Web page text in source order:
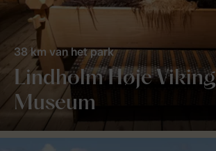
Lindholm Høje Viking
Museum
38 km van het park